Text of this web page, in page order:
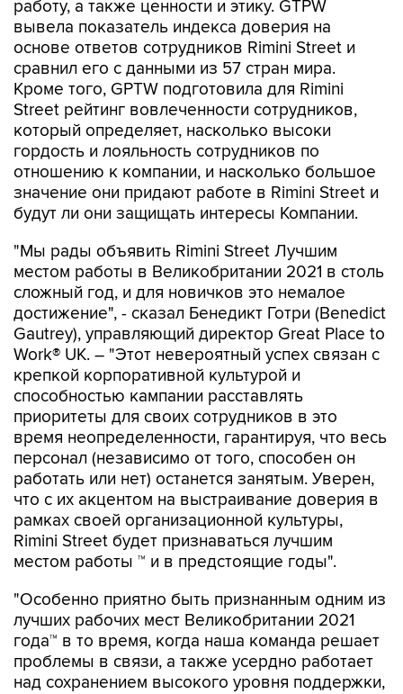
работу, а также ценности и этику. GTPW
вывела показатель индекса доверия на
основе ответов сотрудников Rimini Street и
сравнил его с данными из 57 стран мира.
Кроме того, GPTW подготовила для Rimini
Street рейтинг вовлеченности сотрудников,
который определяет, насколько высоки
гордость и лояльность сотрудников по
отношению к компании, и насколько большое
значение они придают работе в Rimini Street и
будут ли они защищать интересы Компании.
"Мы рады объявить Rimini Street Лучшим
местом работы в Великобритании 2021 в столь
сложный год, и для новичков это немалое
достижение", - сказал Бенедикт Готри (Benedict
Gautrey), управляющий директор Great Place to
Work® UK. – "Этот невероятный успех связан с
крепкой корпоративной культурой и
способностью кампании расставлять
приоритеты для своих сотрудников в это
время неопределенности, гарантируя, что весь
персонал (независимо от того, способен он
работать или нет) останется занятым. Уверен,
что с их акцентом на выстраивание доверия в
рамках своей организационной культуры,
Rimini Street будет признаваться лучшим
местом работы ™ и в предстоящие годы".
"Особенно приятно быть признанным одним из
лучших рабочих мест Великобритании 2021
года™ в то время, когда наша команда решает
проблемы в связи, а также усердно работает
над сохранением высокого уровня поддержки,